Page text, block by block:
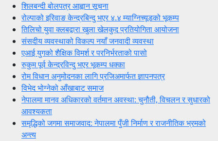
शिलबन्दी बोलपत्र आह्वान सूचना
रोल्पाको इरिवाङ केन्द्रबिन्दु भएर ४.४ म्याग्निच्यूडको भूकम्प
तिलिचो युवा क्लबद्वारा खुला खेलकुद प्रतियोगिता आयोजना
संसदीय व्यवस्थाको विकल्प नयाँ जनवादी व्यवस्था
एआई युगको शैक्षिक विमर्श र परनिर्भरताको पासो
रुकुम पूर्व केन्द्रविन्दु भएर भूकम्प धक्का
रोम विधान अनुमोदनका लागि प्रजिअमार्फत ज्ञापनपत्र
विभेद भोग्नेको आँखाबाट समाज
नेपालमा मानव अधिकारको वर्तमान अवस्था: चुनौती, विचलन र सुधारको
आवश्यकता
समृद्धिको जगमा समाजवाद: नेपालमा पुँजी निर्माण र राजनीतिक भ्रमको
अन्त्य